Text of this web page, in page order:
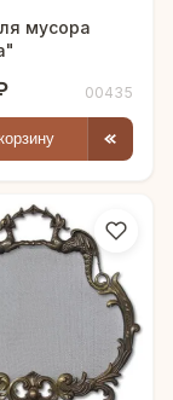
мусора
00435